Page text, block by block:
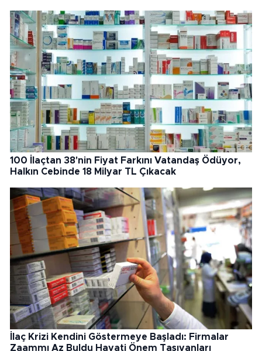
100 İlaçtan 38'nin Fiyat Farkını Vatandaş Ödüyor,
Halkın Cebinde 18 Milyar TL Çıkacak
İlaç Krizi Kendini Göstermeye Başladı: Firmalar
Zaammı Az Buldu Hayati Önem Taşıyanları